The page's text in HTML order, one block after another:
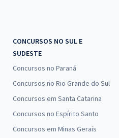
CONCURSOS NO SUL E
SUDESTE
Concursos no Paraná
Concursos no Rio Grande do Sul
Concursos em Santa Catarina
Concursos no Espírito Santo
Concursos em Minas Gerais